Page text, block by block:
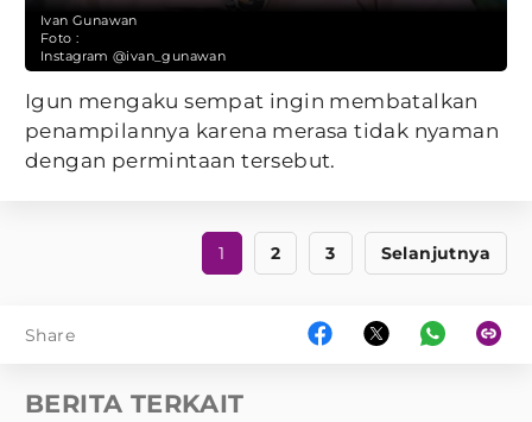
Ivan Gunawan
Foto :
Instagram @ivan_gunawan
Igun mengaku sempat ingin membatalkan
penampilannya karena merasa tidak nyaman
dengan permintaan tersebut.
1 2 3 Selanjutnya
Share
BERITA TERKAIT